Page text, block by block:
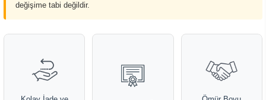
değişime tabi değildir.